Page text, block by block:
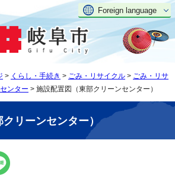
Foreign language
> くらし・手続き > ごみ・リサイクル > ごみ・リサ
ンター > 施設配置図（東部クリーンセンター）
リーンセンター）